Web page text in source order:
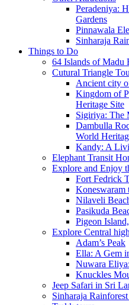
Peradeniya:
Gardens
Pinnawala
Sinharaja
Things to Do
64 Islands of Madu
Cutural Triangle
Ancient city
Kingdom of
Heritage Site
Sigiriya: The
Dambulla
World
Kandy: A
Elephant Transit
Explore and Enjoy
Fort Fedrick
Koneswaram
Nilaveli
Pasikuda
Pigeon
Explore Central
Adam’s Peak
Ella: A Gem
Nuwara
Knuckles
Jeep Safari in Sri
Sinharaja